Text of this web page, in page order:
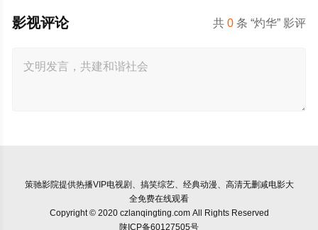
共0 条 “灼华” 影评
影视评论
策驰影院提供热播VIP电视剧、搞笑综艺、经典动漫、高清无删减电影大
全免费在线观看
Copyright © 2020 czlanqingting.com All Rights Reserved
陕ICP备60127505号